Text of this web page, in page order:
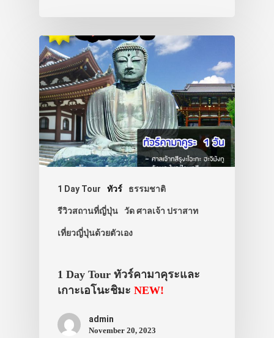
1 Day Tour ทัวร์ ธรรมชาติ
รีวิวสถานที่ญี่ปุ่น วัด ศาลเจ้า ปราสาท
เที่ยวญี่ปุ่นด้วยตัวเอง
1 Day Tour ทัวร์คามาคุระและ
เกาะเอโนะชิมะ NEW!
admin
November 20, 2023